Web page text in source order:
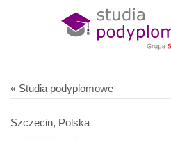
« Studia podyplomowe
Szczecin, Polska